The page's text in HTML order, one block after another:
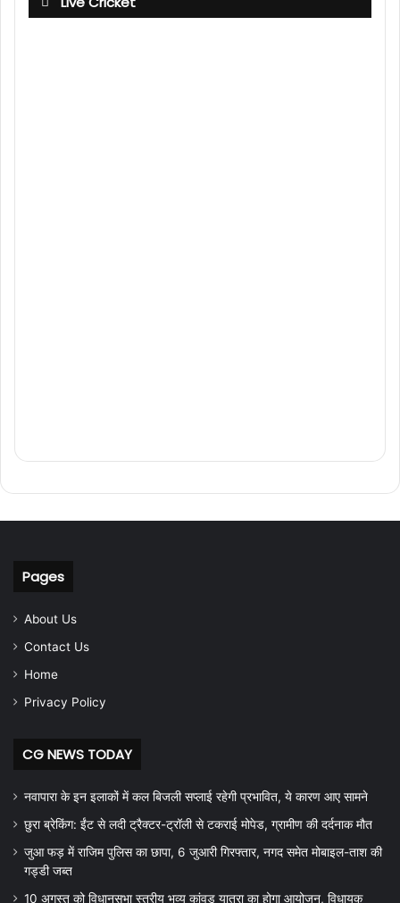
Pages
About Us
Contact Us
Home
Privacy Policy
CG NEWS TODAY
नवापारा के इन इलाकों में कल बिजली सप्लाई रहेगी प्रभावित, ये कारण आए सामने
छुरा ब्रेकिंग: ईंट से लदी ट्रैक्टर-ट्रॉली से टकराई मोपेड, ग्रामीण की दर्दनाक मौत
जुआ फड़ में राजिम पुलिस का छापा, 6 जुआरी गिरफ्तार, नगद समेत मोबाइल-ताश की
गड्डी जब्त
10 अगस्त को विधानसभा स्तरीय भव्य कांवड़ यात्रा का होगा आयोजन, विधायक